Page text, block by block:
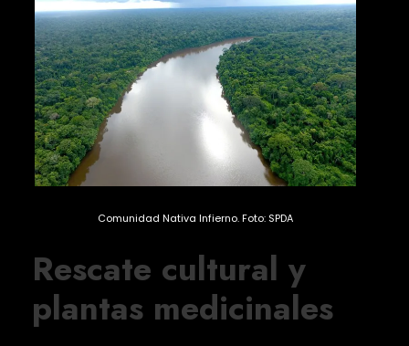
Comunidad Nativa Infierno. Foto: SPDA
Rescate cultural y
plantas medicinales